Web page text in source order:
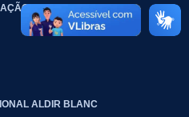
– BLOCOS
ALDIR BLANC